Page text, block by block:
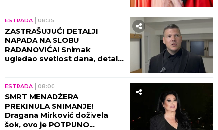
ESTRADA 08:35
ZASTRAŠUJUĆI DETALJI
NAPADA NA SLOBU
RADANOVIĆA! Snimak
ugledao svetlost dana, detalji
ESTRADA 08:00
SMRT MENADŽERA
PREKINULA SNIMANJE!
Dragana Mirković doživela
šok, ovo je POTPUNO